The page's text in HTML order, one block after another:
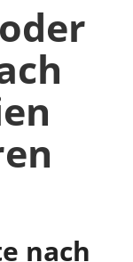
nach